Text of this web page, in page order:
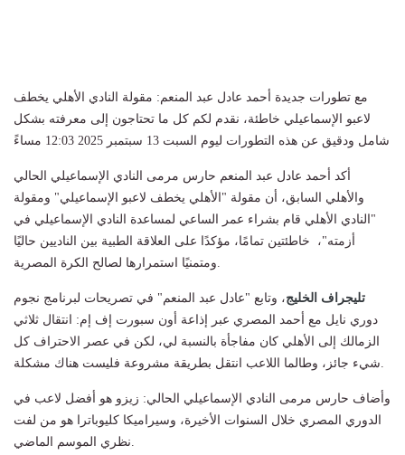
مع تطورات جديدة أحمد عادل عبد المنعم: مقولة النادي الأهلي يخطف
لاعبو الإسماعيلي خاطئة، نقدم لكم كل ما تحتاجون إلى معرفته بشكل
شامل ودقيق عن هذه التطورات ليوم السبت 13 سبتمبر 2025 12:03 مساءً
أكد أحمد عادل عبد المنعم حارس مرمى النادي الإسماعيلي الحالي
والأهلي السابق، أن مقولة "الأهلي يخطف لاعبو الإسماعيلي" ومقولة
"النادي الأهلي قام بشراء عمر الساعي لمساعدة النادي الإسماعيلي في
أزمته"، خاطئتين تمامًا، مؤكدًا على العلاقة الطبية بين الناديين حاليًا
ومتمنيًا استمرارها لصالح الكرة المصرية.
تليجراف الخليج، وتابع "عادل عبد المنعم" في تصريحات لبرنامج نجوم
دوري نايل مع أحمد المصري عبر إذاعة أون سبورت إف إم: انتقال ثلاثي
الزمالك إلى الأهلي كان مفاجأة بالنسبة لي، لكن في عصر الاحتراف كل
شيء جائز، وطالما اللاعب انتقل بطريقة مشروعة فليست هناك مشكلة.
وأضاف حارس مرمى النادي الإسماعيلي الحالي: زيزو هو أفضل لاعب في
الدوري المصري خلال السنوات الأخيرة، وسيراميكا كليوباترا هو من لفت
نظري الموسم الماضي.